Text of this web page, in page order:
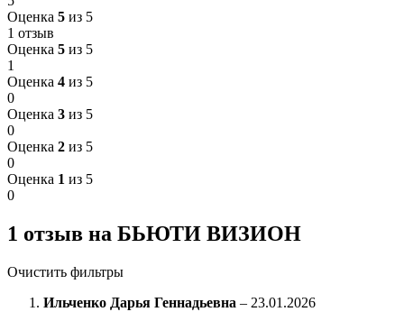
Оценка 5 из 5
1 отзыв
Оценка 5 из 5
1
Оценка 4 из 5
0
Оценка 3 из 5
0
Оценка 2 из 5
0
Оценка 1 из 5
0
1 отзыв на БЬЮТИ ВИЗИОН
Очистить фильтры
Ильченко Дарья Геннадьевна – 23.01.2026